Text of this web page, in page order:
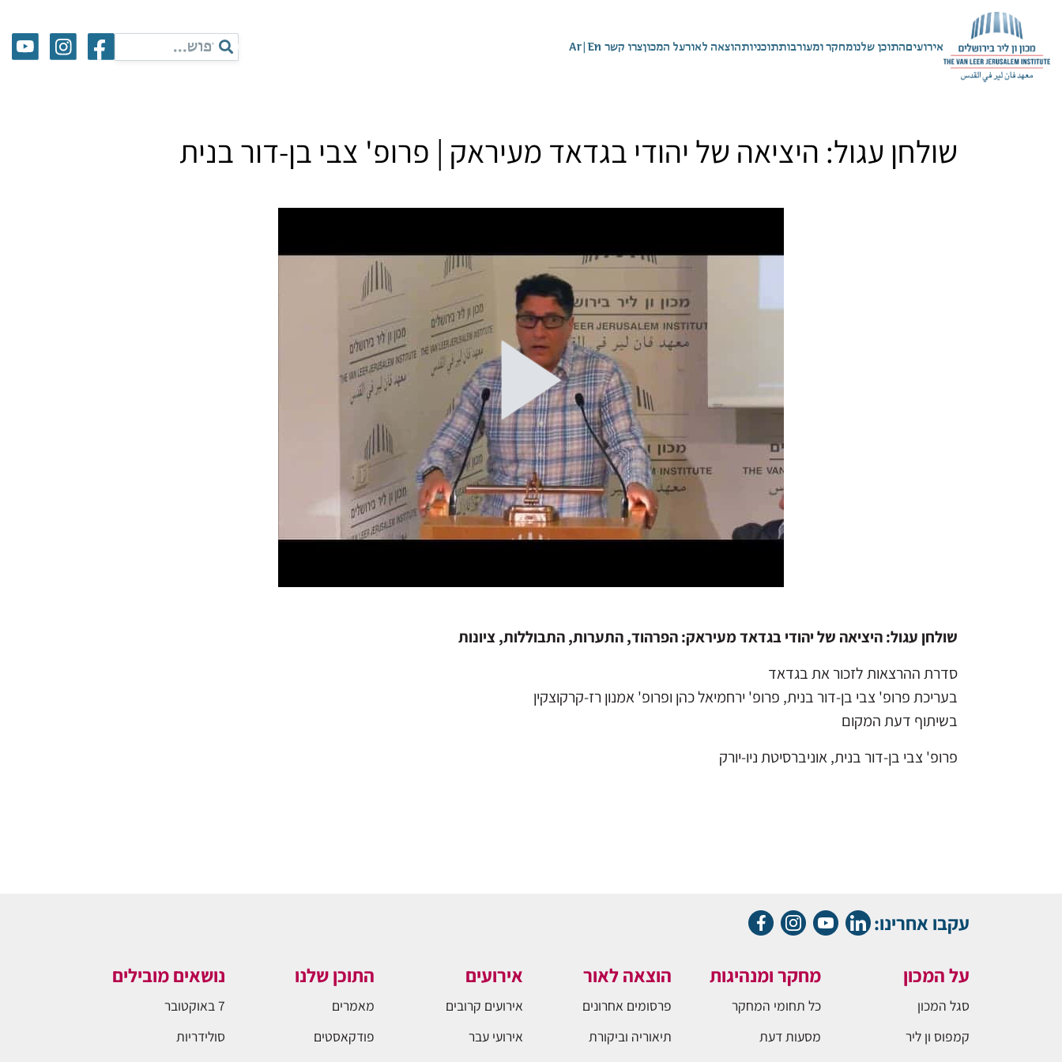
אירועיםהתוכן שלנומחקר ומעורבותתוכניותהוצאה לאורעל המכוןצרו קשר En
|
Ar
שולחן עגול: היציאה של יהודי בגדאד מעיראק | פרופ' צבי בן-דור בנית
שולחן עגול: היציאה של יהודי בגדאד מעיראק: הפרהוד, התערות, התבוללות, ציונות
סדרת ההרצאות לזכור את בגדאד
בעריכת פרופ' צבי בן-דור בנית, פרופ' ירחמיאל כהן ופרופ' אמנון רז-קרקוצקין
​בשיתוף דעת המקום
פרופ' צבי בן-דור בנית, אוניברסיטת ניו-יורק
עקבו אחרינו:
על המכון
סגל המכון
קמפוס ון ליר
מחקר ומנהיגות
כל תחומי המחקר
מסעות דעת
הוצאה לאור
פרסומים אחרונים
תיאוריה וביקורת
אירועים
אירועים קרובים
אירועי עבר
התוכן שלנו
מאמרים
פודקאסטים
נושאים מובילים
7 באוקטובר
סולידריות